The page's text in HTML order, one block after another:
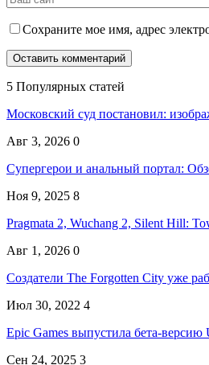
Сохраните мое имя, адрес
5 Популярных статей
Московский суд постановил:
Авг 3, 2026 0
Супергерои и анальный портал:
Ноя 9, 2025 8
Pragmata 2, Wuchang 2, Silent Hill:
Авг 1, 2026 0
Создатели The Forgotten City уже
Июл 30, 2022 4
Epic Games выпустила бета-
Сен 24, 2025 3